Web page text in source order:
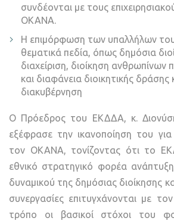
συνδέονται με τους
ΟΚΑΝΑ.
Η επιμόρφωση των υπαλλήλων
θεματικά πεδία, όπως δημόσια
διαχείριση, διοίκηση
και διαφάνεια διοικητικής δράσης
διακυβέρνηση
Ο Πρόεδρος του ΕΚΔΔΑ, κ.
εξέφρασε την ικανοποίηση του
τον ΟΚΑΝΑ, τονίζοντας ότι το
εθνικό στρατηγικό φορέα
δυναμικού της δημόσιας διοίκησης
συνεργασίες επιτυγχάνονται με
τρόπο οι βασικοί στόχοι του